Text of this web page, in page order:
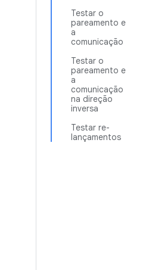
Testar o
pareamento e
a
comunicação
Testar o
pareamento e
a
comunicação
na direção
inversa
Testar re-
lançamentos